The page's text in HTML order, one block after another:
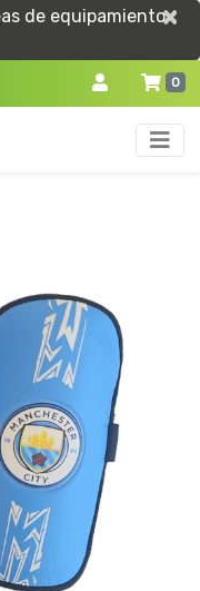
de equipamiento×
×
0